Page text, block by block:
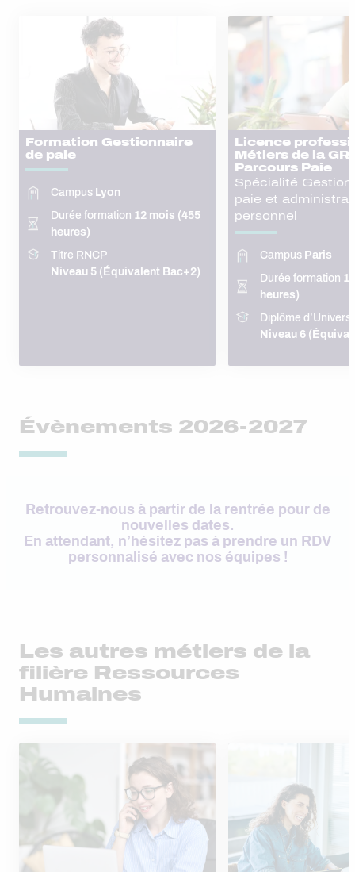
Formation Gestionnaire
de paie
Campus Lyon
Durée formation 12 mois (455
heures)
Titre RNCP
Niveau 5 (Équivalent Bac+2)
Licence
Métiers de la
Parcours Paie
Spécialité
paie et
personnel
Campus Paris
Durée formation
heures)
Diplôme
Niveau 6
Évènements 2026-2027
Retrouvez-nous à partir de la rentrée pour de
nouvelles dates.
En attendant, n’hésitez pas à prendre un RDV
personnalisé avec nos équipes !
Les autres métiers de la
filière Ressources
Humaines